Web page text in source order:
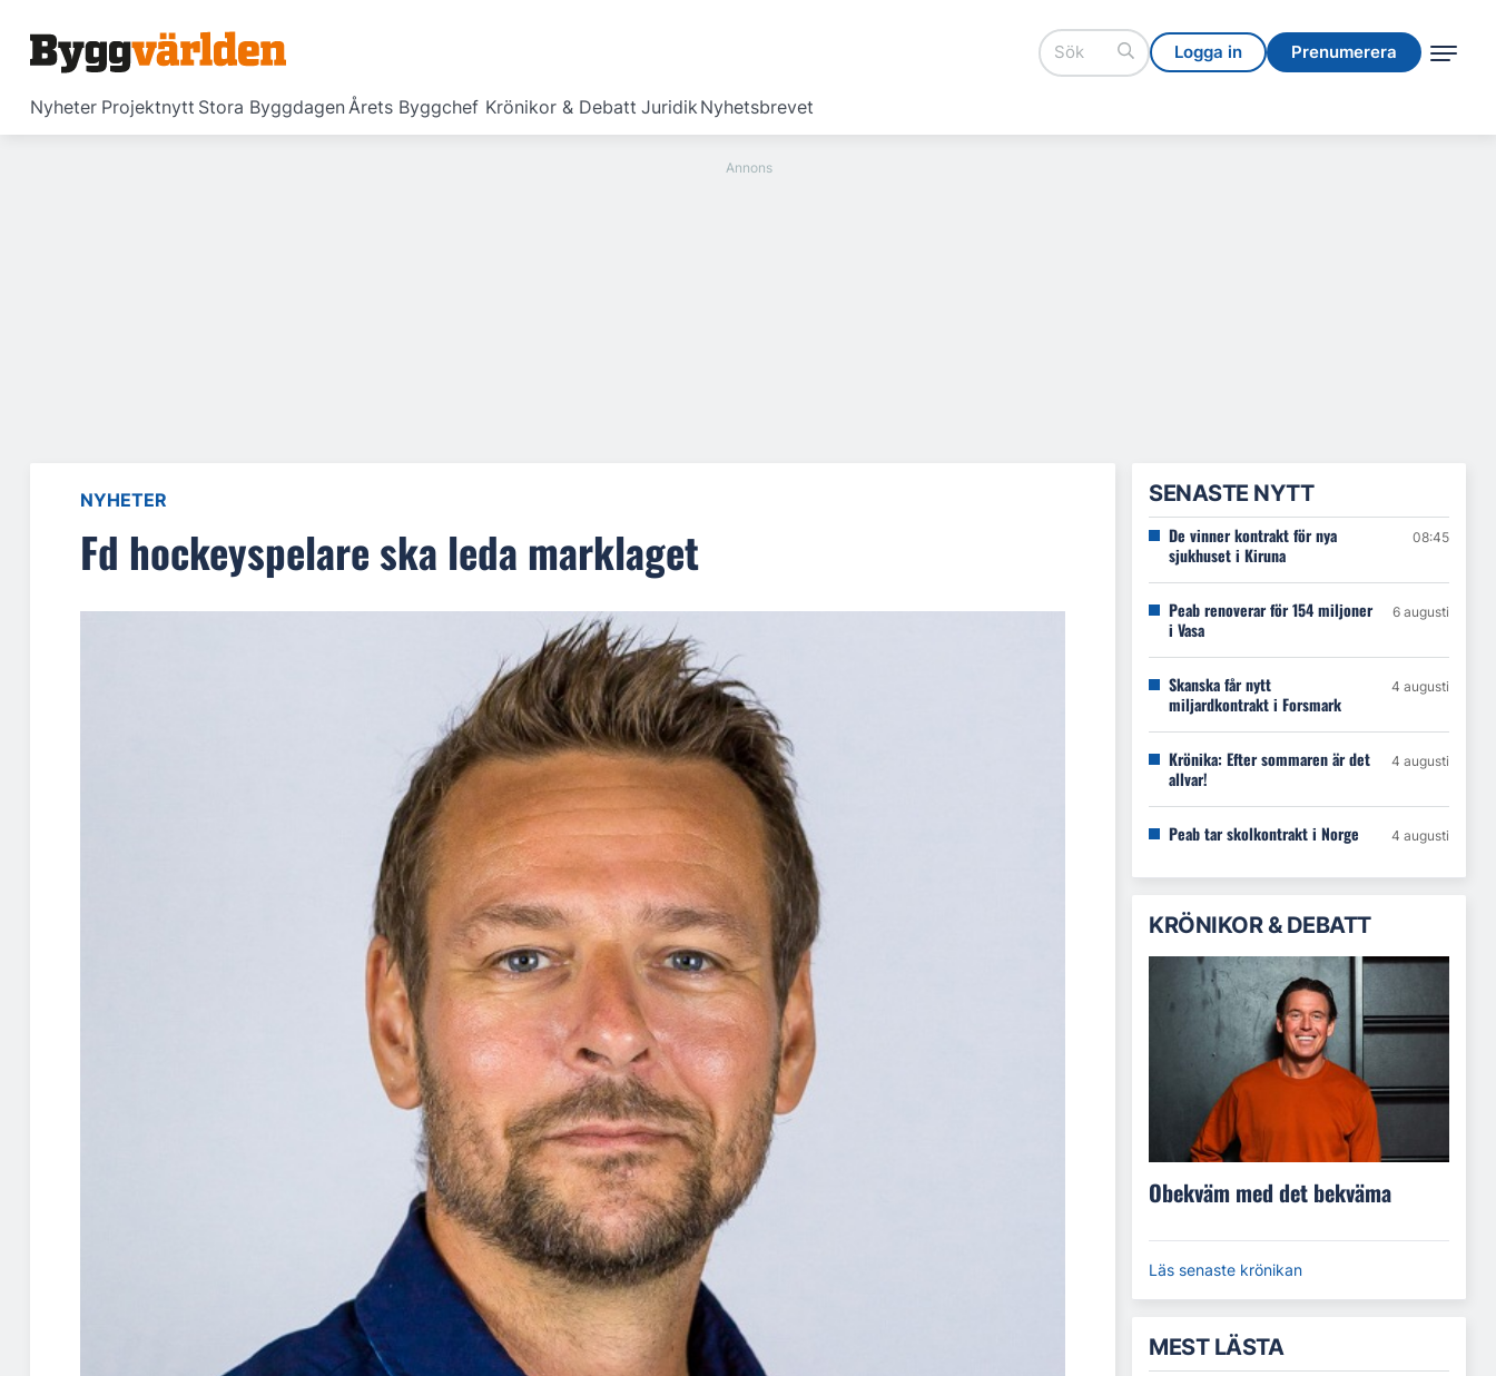
Logga in Prenumerera
Nyheter Projektnytt Stora ByggdagenÅrets Byggchef Krönikor & Debatt JuridikNyhetsbrevet
Logga in Prenumerera
NYHETER
Fd hockeyspelare ska leda marklaget
SENASTE NYTT
De vinner kontrakt för nya
sjukhuset i Kiruna
08:45
Peab renoverar för 154 miljoner
i Vasa
6 augusti
Skanska får nytt
miljardkontrakt i Forsmark
4 augusti
Krönika: Efter sommaren är det
allvar!
4 augusti
Peab tar skolkontrakt i Norge 4 augusti
KRÖNIKOR & DEBATT
Obekväm med det bekväma
Läs senaste krönikan
MEST LÄSTA